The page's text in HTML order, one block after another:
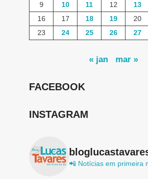
9
10 11 12 13
16
17 18 19 20
23
24 25 26 27
« jan mar »
FACEBOOK
INSTAGRAM
📲 Notícias em primeira